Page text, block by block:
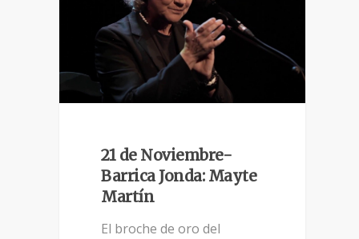
21 de Noviembre-
Barrica Jonda: Mayte
Martín
El broche de oro del